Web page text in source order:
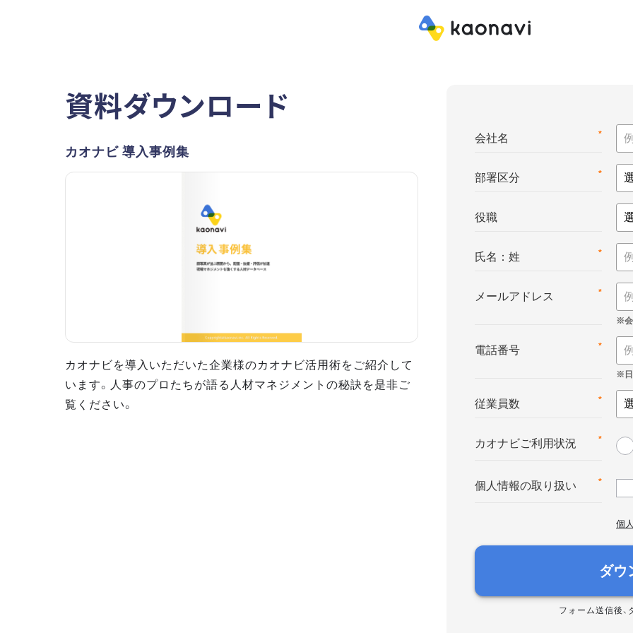
資料ダウンロード
カオナビ 導入事例集
カオナビを導入いただいた企業様のカオナビ活用術をご紹介して
います。人事のプロたちが語る人材マネジメントの秘訣を是非ご
覧ください。
*
会社名
*
部署区分
役職
*
氏名：姓
*
メールアドレス
*
電話番号
*
従業員数
*
カオナビご利用状況
*
個人情報の取り扱い
個
ダウ
フォーム送信後